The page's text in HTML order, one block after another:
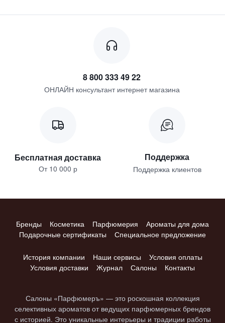
8 800 333 49 22
ОНЛАЙН консультант интернет магазина
Бесплатная доставка
От 10 000 р
Поддержка
Поддержка клиентов
Бренды Косметика Парфюмерия
Ароматы для дома
Подарочные сертификаты
Специальное предложение
История компании Наши сервисы
Условия оплаты
Условия доставки
Журнал Салоны Контакты
Салоны «Парфюмеръ» — это роскошная коллекция
селективных ароматов от ведущих парфюмерных брендов
с историей. Это уникальные интерьеры и традиции работы